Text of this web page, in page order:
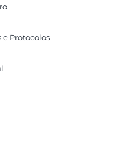
Protocolos